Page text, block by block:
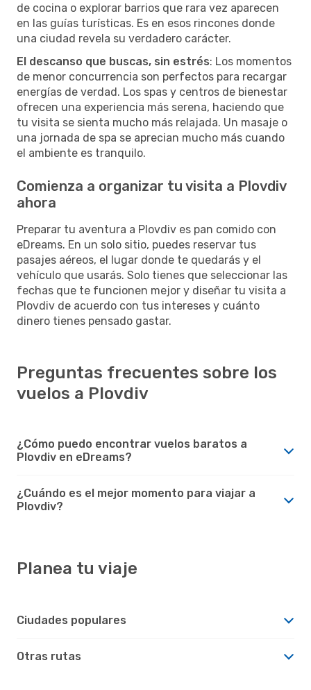
de cocina o explorar barrios que rara vez aparecen
en las guías turísticas. Es en esos rincones donde
una ciudad revela su verdadero carácter.
El descanso que buscas, sin estrés: Los momentos
de menor concurrencia son perfectos para recargar
energías de verdad. Los spas y centros de bienestar
ofrecen una experiencia más serena, haciendo que
tu visita se sienta mucho más relajada. Un masaje o
una jornada de spa se aprecian mucho más cuando
el ambiente es tranquilo.
Comienza a organizar tu visita a Plovdiv
ahora
Preparar tu aventura a Plovdiv es pan comido con
eDreams. En un solo sitio, puedes reservar tus
pasajes aéreos, el lugar donde te quedarás y el
vehículo que usarás. Solo tienes que seleccionar las
fechas que te funcionen mejor y diseñar tu visita a
Plovdiv de acuerdo con tus intereses y cuánto
dinero tienes pensado gastar.
Preguntas frecuentes sobre los
vuelos a Plovdiv
¿Cómo puedo encontrar vuelos baratos a
Plovdiv en eDreams?
¿Cuándo es el mejor momento para viajar a
Plovdiv?
Planea tu viaje
Ciudades populares
Otras rutas